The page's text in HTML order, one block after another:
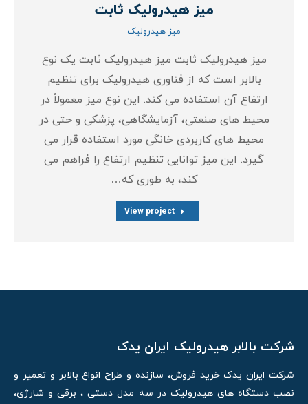
میز هیدرولیک ثابت
میز هیدرولیک
میز هیدرولیک ثابت میز هیدرولیک ثابت یک نوع
بالابر است که از فناوری هیدرولیک برای تنظیم
ارتفاع آن استفاده می‌ کند. این نوع میز معمولاً در
محیط‌ های صنعتی، آزمایشگاهی، پزشکی و حتی در
محیط‌ های کاربردی خانگی مورد استفاده قرار می‌
گیرد. این میز توانایی تنظیم ارتفاع را فراهم می‌
کند، به طوری که…
View project
شرکت بالابر هیدرولیک ایران یدک
شرکت ایران یدک خرید فروش، سازنده و طراح انواع بالابر و تعمیر و
نصب دستگاه های هیدرولیک در سه مدل دستی ، برقی و شارژی،